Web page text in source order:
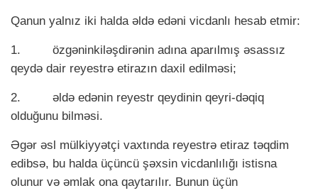
Qanun yalnız iki halda əldə edəni vicdanlı hesab etmir:
1.
özgəninkiləşdirənin adına aparılmış əsassız
qeydə dair reyestrə etirazın daxil edilməsi;
2.
əldə edənin reyestr qeydinin qeyri-dəqiq
olduğunu bilməsi.
Əgər əsl mülkiyyətçi vaxtında reyestrə etiraz təqdim
edibsə, bu halda üçüncü şəxsin vicdanlılığı istisna
olunur və əmlak ona qaytarılır. Bunun üçün